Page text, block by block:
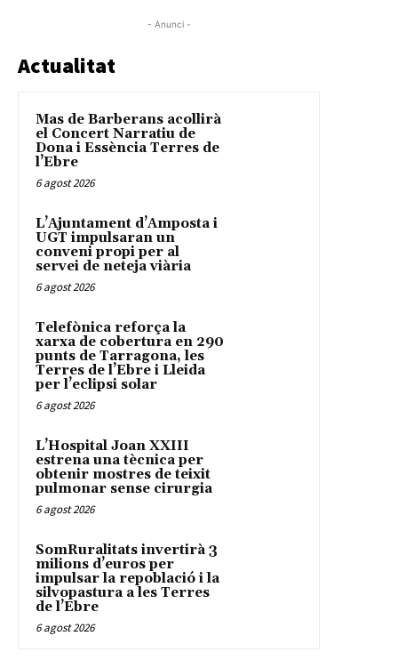
- Anunci -
Actualitat
Mas de Barberans acollirà
el Concert Narratiu de
Dona i Essència Terres de
l’Ebre
6 agost 2026
L’Ajuntament d’Amposta i
UGT impulsaran un
conveni propi per al
servei de neteja viària
6 agost 2026
Telefònica reforça la
xarxa de cobertura en 290
punts de Tarragona, les
Terres de l’Ebre i Lleida
per l’eclipsi solar
6 agost 2026
L’Hospital Joan XXIII
estrena una tècnica per
obtenir mostres de teixit
pulmonar sense cirurgia
6 agost 2026
SomRuralitats invertirà 3
milions d’euros per
impulsar la repoblació i la
silvopastura a les Terres
de l’Ebre
6 agost 2026